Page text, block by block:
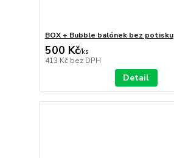
BOX + Bubble balónek bez potisku
500 Kč/ks
413 Kč bez DPH
Detail